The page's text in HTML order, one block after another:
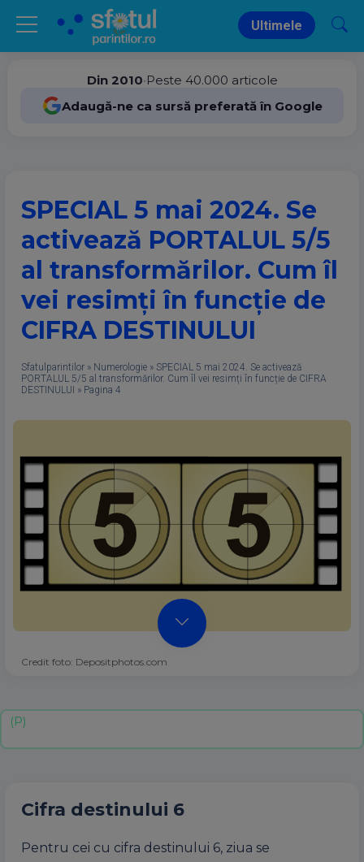
Ultimele
Din 2010•Peste 40.000 articole
Adaugă-ne ca sursă preferată în Google
SPECIAL 5 mai 2024. Se
activează PORTALUL 5/5
al transformărilor. Cum îl
vei resimți în funcție de
CIFRA DESTINULUI
Sfatulparintilor » Numerologie » SPECIAL 5 mai 2024. Se activează
PORTALUL 5/5 al transformărilor. Cum îl vei resimți în funcție de CIFRA
DESTINULUI » Pagina 4
Credit foto: Depositphotos.com
Cifra destinului 6
Pentru cei cu cifra destinului 6, ziua se